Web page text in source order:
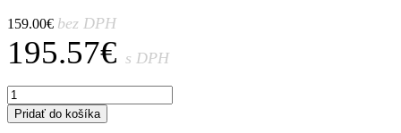
159.00€ bez DPH
195.57€ s DPH
množstvo
Pierre
Girardin
Pridať do košíka